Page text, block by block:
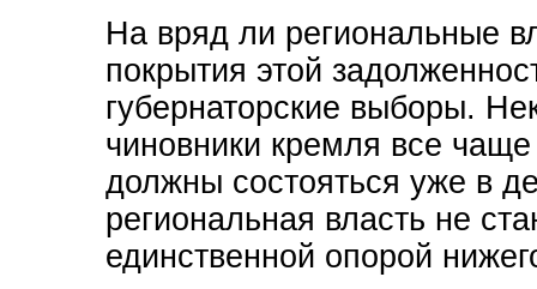
На вряд ли региональные
покрытия этой
губернаторские выборы.
чиновники кремля все
должны состояться уже в
региональная власть не
единственной опорой